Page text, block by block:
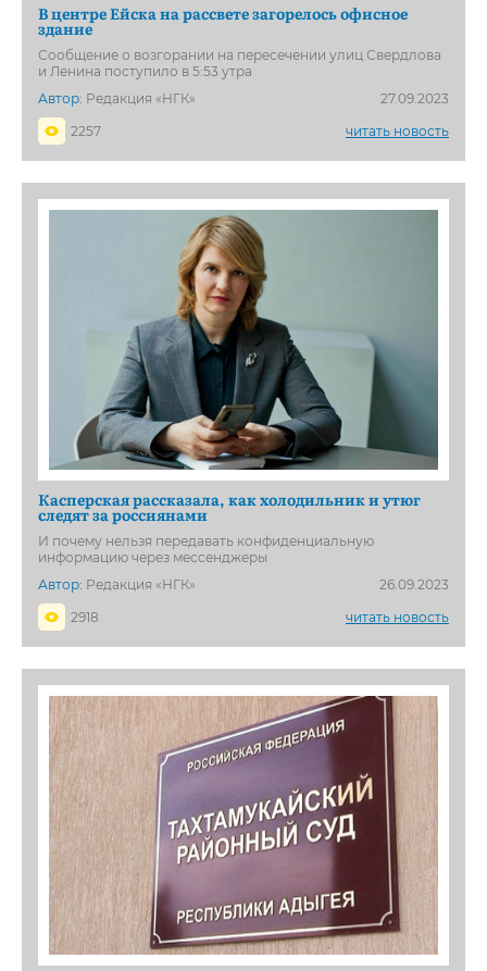
В центре Ейска на рассвете загорелось офисное
здание
Сообщение о возгорании на пересечении улиц Свердлова
и Ленина поступило в 5:53 утра
Автор: Редакция «НГК»
27.09.2023
2257
читать новость
Касперская рассказала, как холодильник и утюг
следят за россиянами
И почему нельзя передавать конфиденциальную
информацию через мессенджеры
Автор: Редакция «НГК»
26.09.2023
2918
читать новость